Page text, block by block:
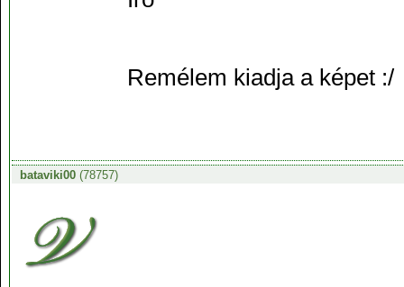
Remélem kiadja a képet :/
bataviki00(78757)